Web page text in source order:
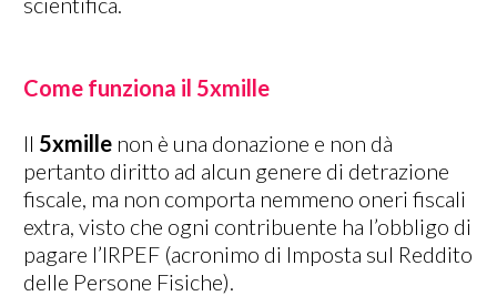
Come funziona il 5xmille
Il 5xmille non è una donazione e non dà
pertanto diritto ad alcun genere di detrazione
fiscale, ma non comporta nemmeno oneri fiscali
extra, visto che ogni contribuente ha l’obbligo di
pagare l’IRPEF (acronimo di Imposta sul Reddito
delle Persone Fisiche).